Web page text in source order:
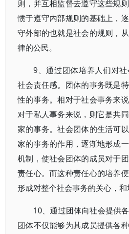
则，并互相监督去遵守这些规
惯于遵守内部规则的基础上，
守外部的也就是社会的规则，
律的公民。
9、通过团体培养人们对
社会责任感。团体的事务既是
性的事务。相对于社会事务来
对于私人事务来说，则它是共
家的事务。社会团体的生活可
家的事务的作用，逐渐地形成
机制，使社会团体的成员对于
责任心。而这种责任心的培养
形成对整个社会事务的关心，和
10、通过团体向社会提供
团体不仅能够为其成员提供各